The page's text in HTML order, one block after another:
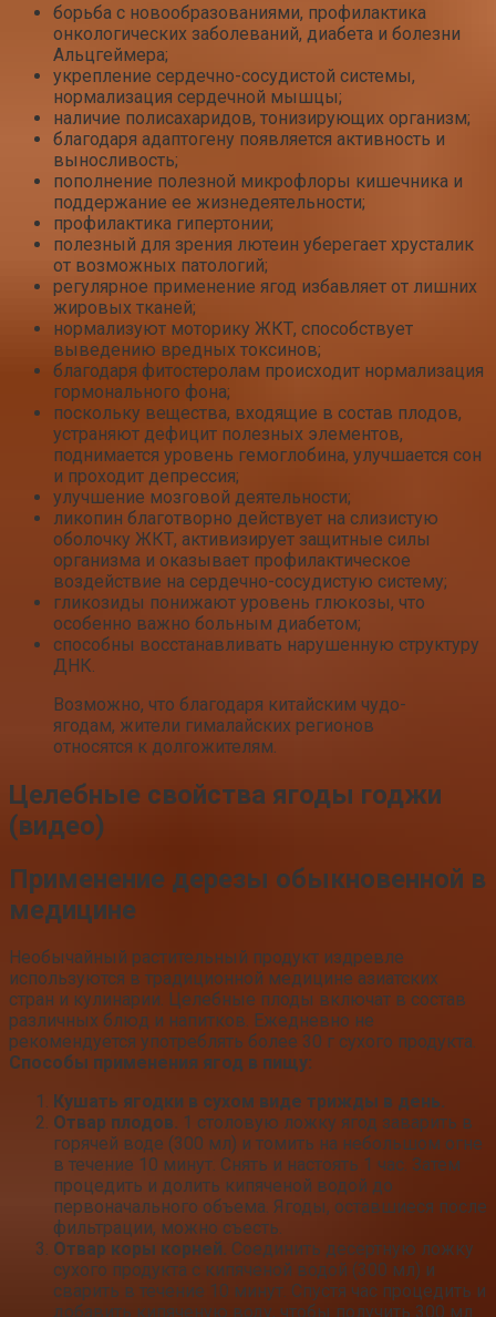
борьба с новообразованиями, профилактика
онкологических заболеваний, диабета и болезни
Альцгеймера;
укрепление сердечно-сосудистой системы,
нормализация сердечной мышцы;
наличие полисахаридов, тонизирующих организм;
благодаря адаптогену появляется активность и
выносливость;
пополнение полезной микрофлоры кишечника и
поддержание ее жизнедеятельности;
профилактика гипертонии;
полезный для зрения лютеин уберегает хрусталик
от возможных патологий;
регулярное применение ягод избавляет от лишних
жировых тканей;
нормализуют моторику ЖКТ, способствует
выведению вредных токсинов;
благодаря фитостеролам происходит нормализация
гормонального фона;
поскольку вещества, входящие в состав плодов,
устраняют дефицит полезных элементов,
поднимается уровень гемоглобина, улучшается сон
и проходит депрессия;
улучшение мозговой деятельности;
ликопин благотворно действует на слизистую
оболочку ЖКТ, активизирует защитные силы
организма и оказывает профилактическое
воздействие на сердечно-сосудистую систему;
гликозиды понижают уровень глюкозы, что
особенно важно больным диабетом;
способны восстанавливать нарушенную структуру
ДНК.
Возможно, что благодаря китайским чудо-
ягодам, жители гималайских регионов
относятся к долгожителям.
Целебные свойства ягоды годжи
(видео)
Применение дерезы обыкновенной в
медицине
Необычайный растительный продукт издревле
используются в традиционной медицине азиатских
стран и кулинарии. Целебные плоды включат в состав
различных блюд и напитков. Ежедневно не
рекомендуется употреблять более 30 г сухого продукта.
Способы применения ягод в пищу:
Кушать ягодки в сухом виде трижды в день.
Отвар плодов. 1 столовую ложку ягод заварить в
горячей воде (300 мл) и томить на небольшом огне
в течение 10 минут. Снять и настоять 1 час. Затем
процедить и долить кипяченой водой до
первоначального объема. Ягоды, оставшиеся после
фильтрации, можно съесть.
Отвар коры корней. Соединить десертную ложку
сухого продукта с кипяченой водой (300 мл) и
сварить в течение 10 минут. Спустя час процедить и
добавить кипяченую воду, чтобы получить 300 мл.